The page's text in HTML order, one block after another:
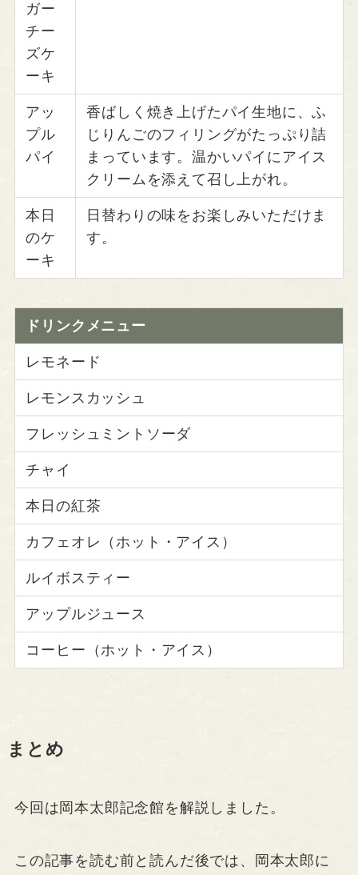
ガー
チー
ズケ
ーキ
アッ
プル
パイ
香ばしく焼き上げたパイ生地に、ふ
じりんごのフィリングがたっぷり詰
まっています。温かいパイにアイス
クリームを添えて召し上がれ。
本日
のケ
ーキ
日替わりの味をお楽しみいただけま
す。
ドリンクメニュー
レモネード
レモンスカッシュ
フレッシュミントソーダ
チャイ
本日の紅茶
カフェオレ（ホット・アイス）
ルイボスティー
アップルジュース
コーヒー（ホット・アイス）
まとめ
今回は岡本太郎記念館を解説しました。
この記事を読む前と読んだ後では、岡本太郎に